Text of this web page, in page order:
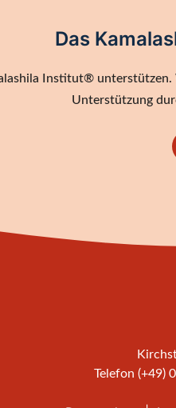
Das
Institut®
Unterstützung
Telefon (+49)